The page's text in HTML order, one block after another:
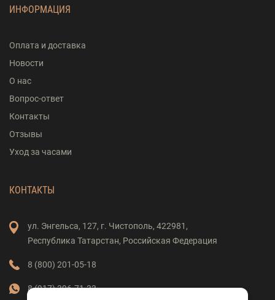
ИНФОРМАЦИЯ
Оплата и доставка
Новости
О нас
Вопрос-ответ
Контакты
Отзывы
Уход за часами
КОНТАКТЫ
ул. Энгельса, 127, г. Чистополь, 422981,
Республика Татарстан, Российская Федерация
8 (800) 201-05-18
8 (917) 396-71-33